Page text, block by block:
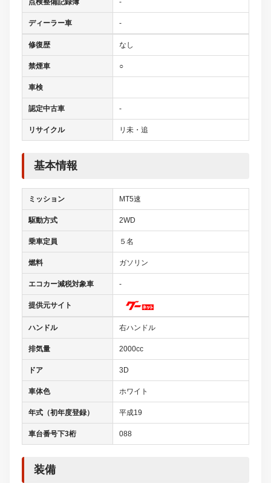
ディーラー車 -
修復歴 なし
禁煙車 ○
車検
認定中古車 -
リサイクル リ未・追
基本情報
ミッション MT5速
駆動方式 2WD
乗車定員 ５名
燃料 ガソリン
エコカー減税対象車 -
提供元サイト
ハンドル 右ハンドル
排気量 2000cc
ドア 3D
車体色 ホワイト
年式（初年度登録） 平成19
車台番号下3桁 088
装備